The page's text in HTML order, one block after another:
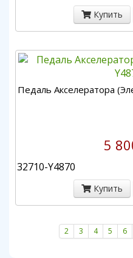
Купить
Педаль Акселератора
5
32710-Y4870
Купить
2 3 4 5 6